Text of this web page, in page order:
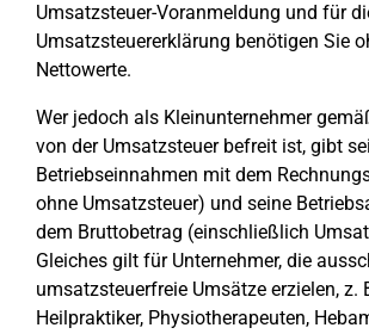
Umsatzsteuer-Voranmeldung und für
Umsatzsteuererklärung benötigen Sie
Nettowerte.
Wer jedoch als Kleinunternehmer
von der Umsatzsteuer befreit ist, gibt
Betriebseinnahmen mit dem
ohne Umsatzsteuer) und seine
dem Bruttobetrag (einschließlich
Gleiches gilt für Unternehmer, die
umsatzsteuerfreie Umsätze erzielen, z.
Heilpraktiker, Physiotherapeuten,